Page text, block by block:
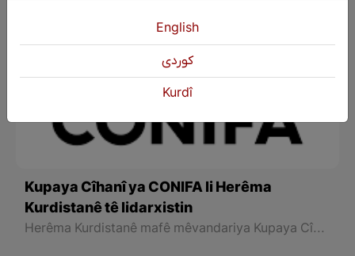
Kupaya Cîhanî ya CONIFA li Herêma
Kurdistanê tê lidarxistin
Herêma Kurdistanê mafê mêvandariya Kupaya Cîhanî ya ji bo Herêman (CONIFA) ya sala 2004ê bi dest xist û Yekîtiya Futbola Kurdistanê jî dibêje, pêşbirk dê li qadên futbolê yên Herêma Kurdistanê bên lîstin.
English
كوردی
Kurdî